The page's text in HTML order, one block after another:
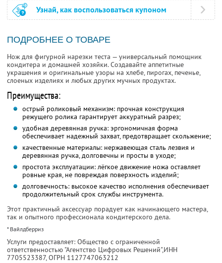
Узнай, как воспользоваться купоном
ПОДРОБНЕЕ О ТОВАРЕ
Нож для фигурной нарезки теста — универсальный помощник
кондитера и домашней хозяйки. Создавайте аппетитные
украшения и оригинальные узоры на хлебе, пирогах, печенье,
слоеных изделиях и любых других мучных продуктах.
Преимущества:
острый роликовый механизм: прочная конструкция
режущего ролика гарантирует аккуратный разрез;
удобная деревянная ручка: эргономичная форма
обеспечивает надежный захват, предотвращает скольжение;
качественные материалы: нержавеющая сталь лезвия и
деревянная ручка, долговечны и просты в уходе;
простота эксплуатации: лёгкое движение ножа оставляет
ровные края, не повреждая поверхность изделий;
долговечность: высокое качество исполнения обеспечивает
продолжительный срок службы инструмента.
Этот практичный аксессуар порадует как начинающего мастера,
так и опытного профессионала кондитерского дела.
* Вайлдберриз
Услуги предоставляет: Общество с ограниченной
ответственностью "Агентство Цифровых Решений",ИНН
7705523387, ОГРН 1127747063212